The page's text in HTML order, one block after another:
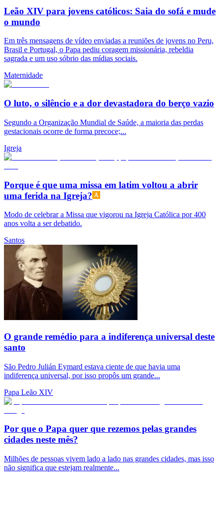
Leão XIV para jovens católicos: Saia do sofá e mude
o mundo
Em três mensagens de vídeo enviadas a reuniões de jovens no Peru,
Brasil e Portugal, o Papa pediu coragem missionária, rebeldia
sagrada e um uso sóbrio das mídias sociais.
Maternidade
O luto, o silêncio e a dor devastadora do berço vazio
Segundo a Organização Mundial de Saúde, a maioria das perdas
gestacionais ocorre de forma precoce;...
Igreja
Porque é que uma missa em latim voltou a abrir
uma ferida na Igreja?
Modo de celebrar a Missa que vigorou na Igreja Católica por 400
anos volta a ser debatido.
Santos
O grande remédio para a indiferença universal deste
santo
São Pedro Julián Eymard estava ciente de que havia uma
indiferença universal, por isso propôs um grande...
Papa Leão XIV
Por que o Papa quer que rezemos pelas grandes
cidades neste mês?
Milhões de pessoas vivem lado a lado nas grandes cidades, mas isso
não significa que estejam realmente...